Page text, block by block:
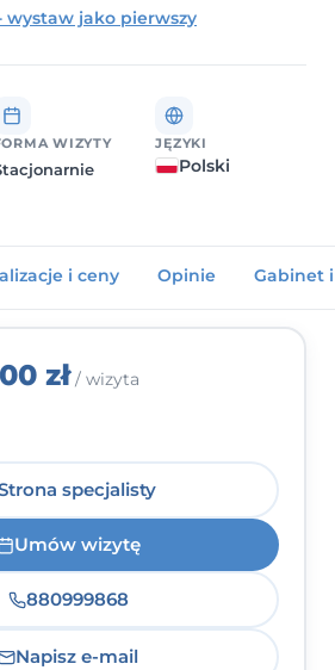
do portalu
wystaw jako pierwszy
WIZYTY JĘZYKI
Polski
i ceny Opinie Gabinet
zł/ wizyta
specjalisty
Umów wizytę
880999868
Napisz e-mail